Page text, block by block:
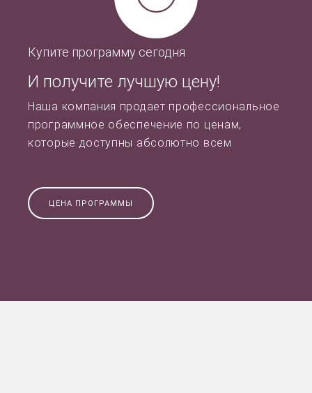
Купите программу сегодня
И получите лучшую цену!
Наша компания продает профессиональное
программное обеспечение по ценам,
которые доступны абсолютно всем
ЦЕНА ПРОГРАММЫ